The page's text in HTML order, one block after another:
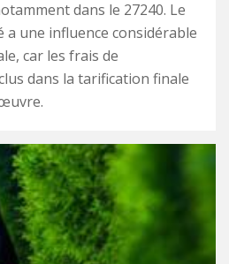
dans le 27240. Le
a une influence considérable
car les frais de
dans la tarification finale